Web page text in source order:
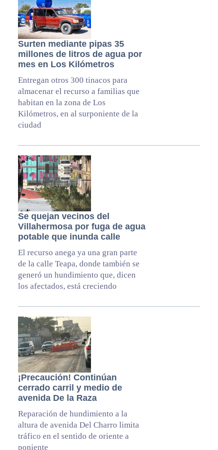
Surten mediante pipas 35
millones de litros de agua por
mes en Los Kilómetros
Entregan otros 300 tinacos para
almacenar el recurso a familias que
habitan en la zona de Los
Kilómetros, en al surponiente de la
ciudad
Se quejan vecinos del
Villahermosa por fuga de agua
potable que inunda calle
El recurso anega ya una gran parte
de la calle Teapa, donde también se
generó un hundimiento que, dicen
los afectados, está creciendo
¡Precaución! Continúan
cerrado carril y medio de
avenida De la Raza
Reparación de hundimiento a la
altura de avenida Del Charro limita
tráfico en el sentido de oriente a
poniente